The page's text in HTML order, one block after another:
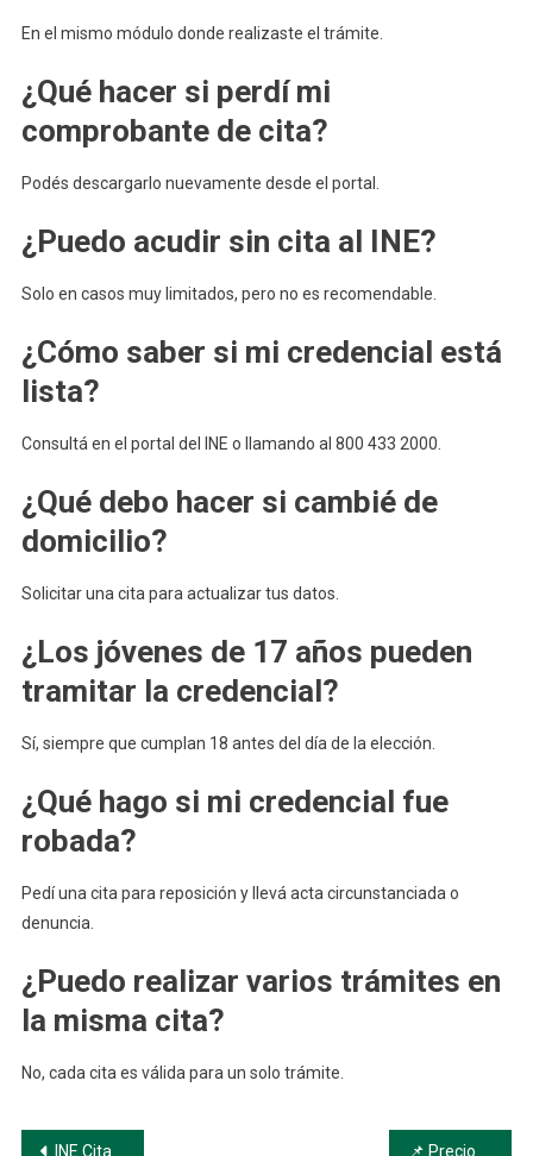
En el mismo módulo donde realizaste el trámite.
¿Qué hacer si perdí mi
comprobante de cita?
Podés descargarlo nuevamente desde el portal.
¿Puedo acudir sin cita al INE?
Solo en casos muy limitados, pero no es recomendable.
¿Cómo saber si mi credencial está
lista?
Consultá en el portal del INE o llamando al 800 433 2000.
¿Qué debo hacer si cambié de
domicilio?
Solicitar una cita para actualizar tus datos.
¿Los jóvenes de 17 años pueden
tramitar la credencial?
Sí, siempre que cumplan 18 antes del día de la elección.
¿Qué hago si mi credencial fue
robada?
Pedí una cita para reposición y llevá acta circunstanciada o
denuncia.
¿Puedo realizar varios trámites en
la misma cita?
No, cada cita es válida para un solo trámite.
INE Cita: Agenda, Consulta y Requisitos